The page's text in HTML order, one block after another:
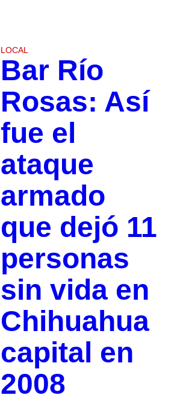
LOCAL
Bar Río
Rosas: Así
fue el
ataque
armado
que dejó 11
personas
sin vida en
Chihuahua
capital en
2008